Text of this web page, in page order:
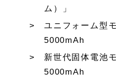
ム）」
ユニフォーム型
5000mAh
新世代固体電池
5000mAh